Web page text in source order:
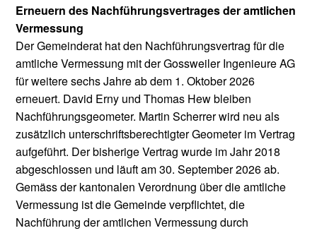
Erneuern des Nachführungsvertrages der amtlichen
Vermessung
Der Gemeinderat hat den Nachführungsvertrag für die
amtliche Vermessung mit der Gossweiler Ingenieure AG
für weitere sechs Jahre ab dem 1. Oktober 2026
erneuert. David Erny und Thomas Hew bleiben
Nachführungsgeometer. Martin Scherrer wird neu als
zusätzlich unterschriftsberechtigter Geometer im Vertrag
aufgeführt. Der bisherige Vertrag wurde im Jahr 2018
abgeschlossen und läuft am 30. September 2026 ab.
Gemäss der kantonalen Verordnung über die amtliche
Vermessung ist die Gemeinde verpflichtet, die
Nachführung der amtlichen Vermessung durch